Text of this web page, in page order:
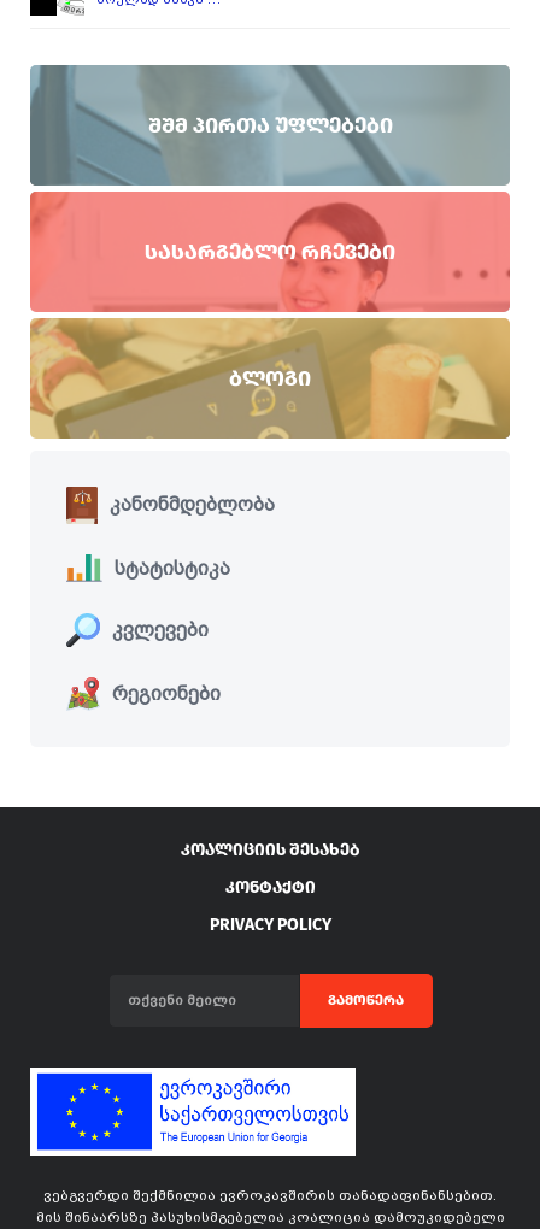
ᲨᲨᲛ ᲞᲘᲠᲗᲐ ᲣᲤᲚᲔᲑᲔᲑᲘ
ᲡᲐᲡᲐᲠᲒᲔᲑᲚᲝ ᲠᲩᲔᲕᲔᲑᲘ
ᲑᲚᲝᲒᲘ
კანონმდებლობა
სტატისტიკა
კვლევები
რეგიონები
ᲙᲝᲐᲚᲘᲪᲘᲘᲡ ᲨᲔᲡᲐᲮᲔᲑ
ᲙᲝᲜᲢᲐᲥᲢᲘ
PRIVACY POLICY
ᲒᲐᲛᲝᲬᲔᲠᲐ
ვებგვერდი შექმნილია ევროკავშირის თანადაფინანსებით.
მის შინაარსზე პასუხისმგებელია კოალიცია დამოუკიდებელი